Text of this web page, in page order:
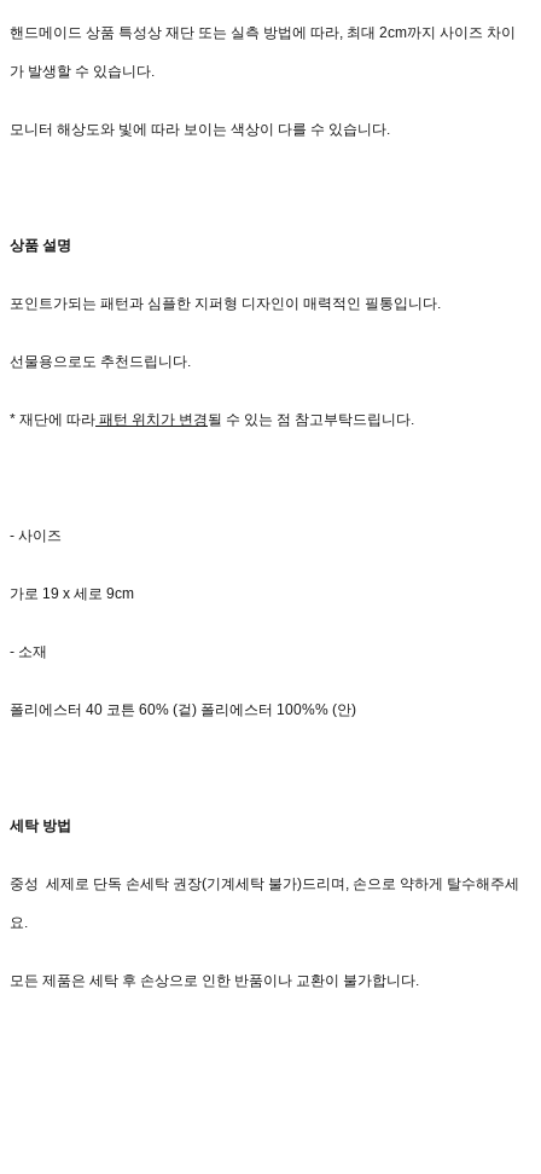
핸드메이드 상품 특성상 재단 또는 실측 방법에 따라, 최대 2cm까지 사이즈 차이
가 발생할 수 있습니다.
모니터 해상도와 빛에 따라 보이는 색상이 다를 수 있습니다.
상품 설명
포인트가되는 패턴과 심플한 지퍼형 디자인이 매력적인 필통입니다.
선물용으로도 추천드립니다.
* 재단에 따라 패턴 위치가 변경될 수 있는 점 참고부탁드립니다.
- 사이즈
가로 19 x 세로 9cm
- 소재
폴리에스터 40 코튼 60% (겉) 폴리에스터 100%% (안)
세탁 방법
중성 세제로 단독 손세탁 권장(기계세탁 불가)드리며, 손으로 약하게 탈수해주세
요.
모든 제품은 세탁 후 손상으로 인한 반품이나 교환이 불가합니다.